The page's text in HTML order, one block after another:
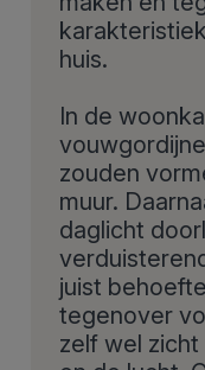
huis.
In de
zouden
muur.
daglicht
juist
tegenover
zelf wel